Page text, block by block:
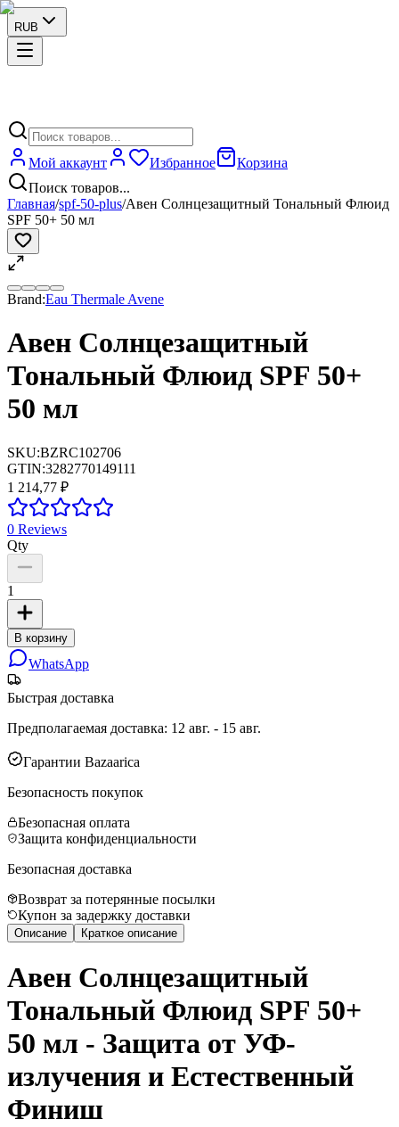
RUB
Мой аккаунт Избранное
Корзина
Поиск товаров...
Главная/spf-50-plus/Авен Солнцезащитный Тональный Флюид
SPF 50+ 50 мл
Brand:Eau Thermale Avene
Авен Солнцезащитный
Тональный Флюид SPF 50+
50 мл
SKU:BZRC102706
GTIN:3282770149111
1 214,77 ₽
0 Reviews
Qty
1
В корзину
WhatsApp
Быстрая доставка
Предполагаемая доставка: 12 авг. - 15 авг.
Гарантии Bazaarica
Безопасность покупок
Безопасная оплата
Защита конфиденциальности
Безопасная доставка
Возврат за потерянные посылки
Купон за задержку доставки
Описание Краткое описание
Авен Солнцезащитный
Тональный Флюид SPF 50+
50 мл - Защита от УФ-
излучения и Естественный
Финиш